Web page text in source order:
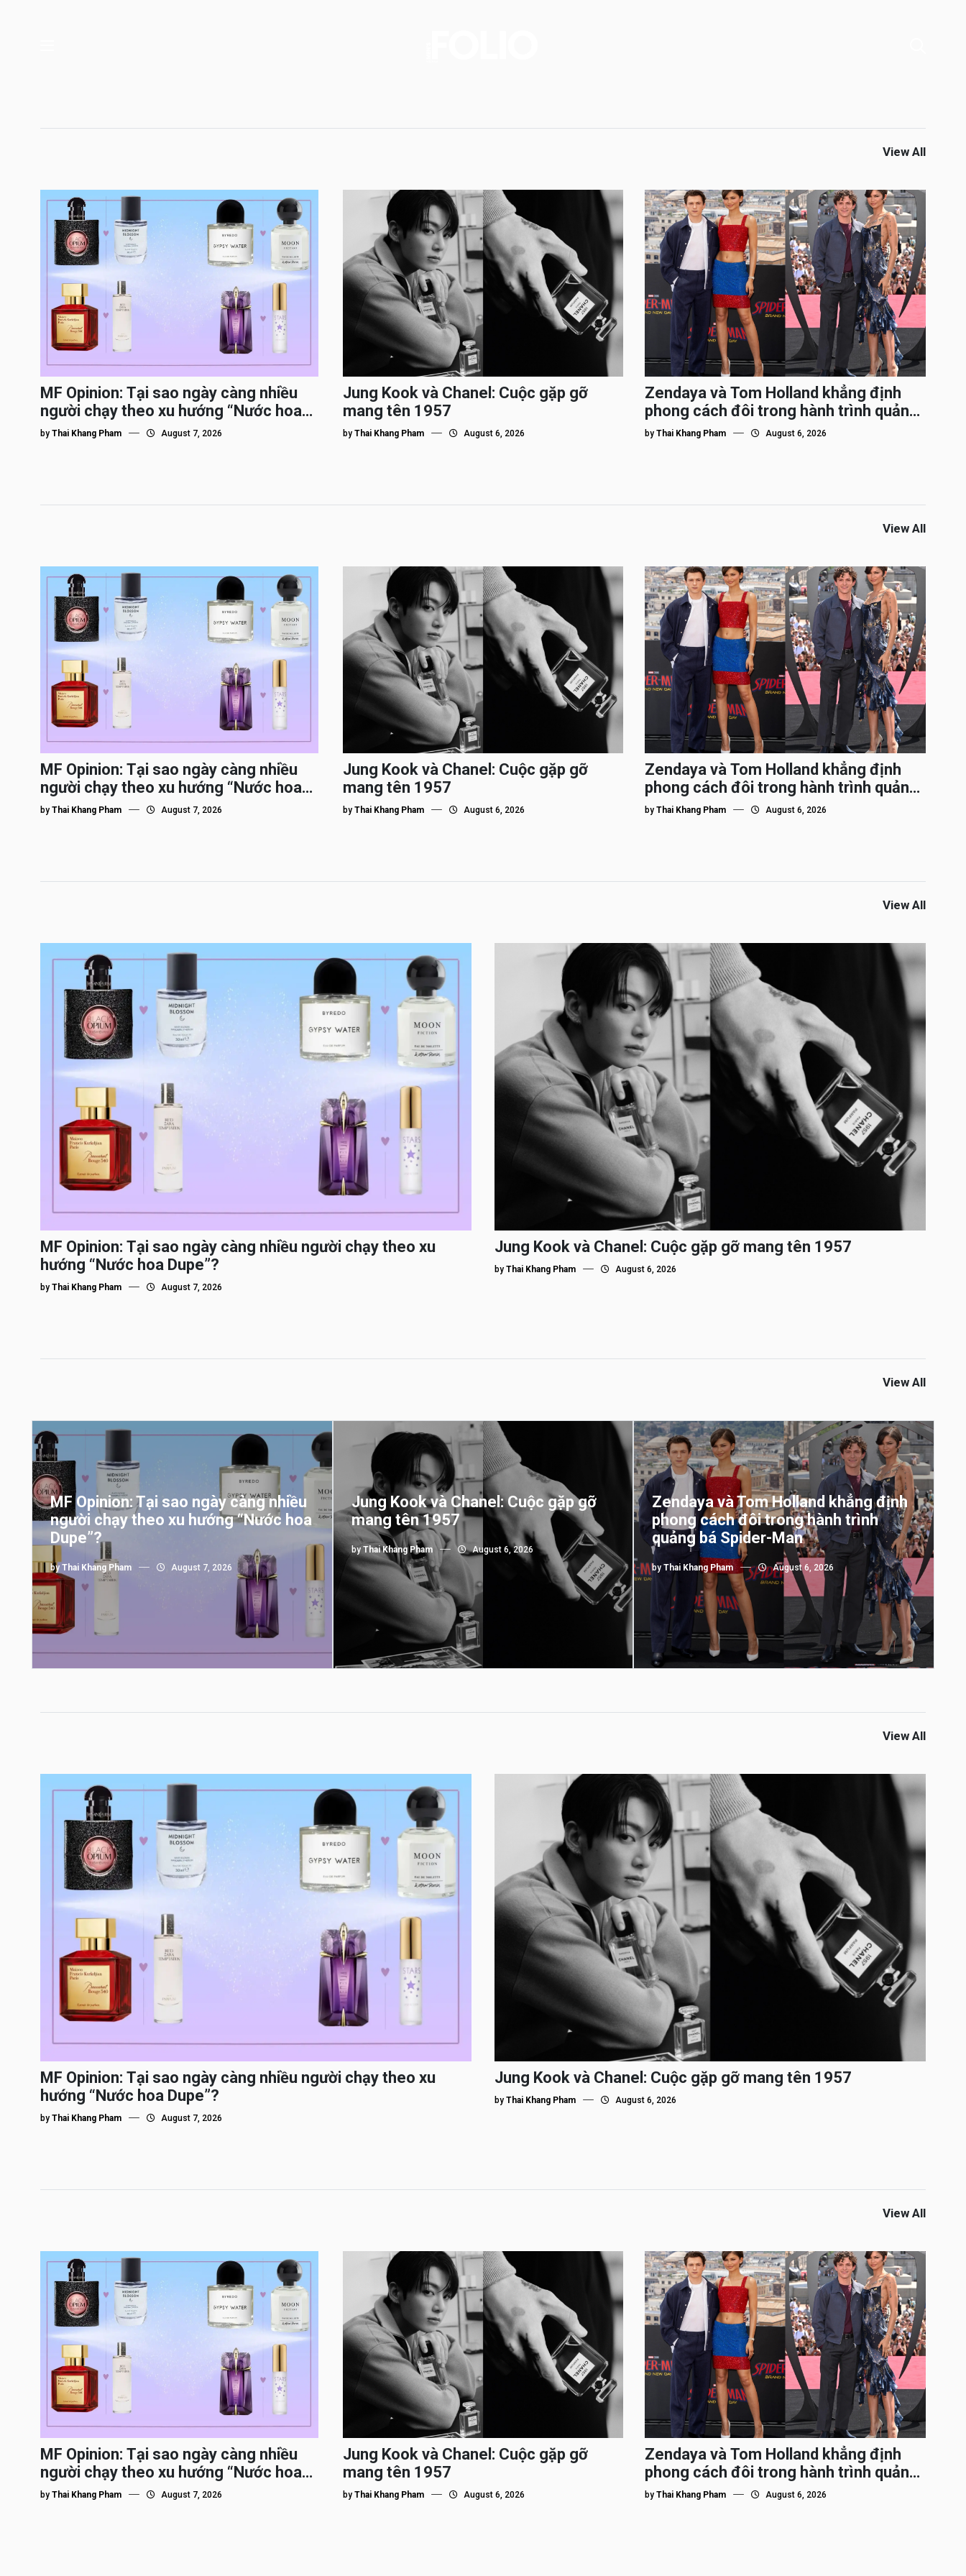
View All
MF Opinion: Tại sao ngày càng nhiều
người chạy theo xu hướng “Nước hoa
Dupe”?
by Thai Khang Pham August 7, 2026
Jung Kook và Chanel: Cuộc gặp gỡ
mang tên 1957
by Thai Khang Pham August 6, 2026
Zendaya và Tom Holland khẳng định
phong cách đôi trong hành trình quảng
bá Spider-Man
byThai Khang Pham August 6, 2026
View All
MF Opinion: Tại sao ngày càng nhiều
người chạy theo xu hướng “Nước hoa
Dupe”?
by Thai Khang Pham August 7, 2026
Jung Kook và Chanel: Cuộc gặp gỡ
mang tên 1957
by Thai Khang Pham August 6, 2026
Zendaya và Tom Holland khẳng định
phong cách đôi trong hành trình quảng
bá Spider-Man
byThai Khang Pham August 6, 2026
View All
MF Opinion: Tại sao ngày càng nhiều người chạy theo xu
hướng “Nước hoa Dupe”?
by Thai Khang Pham August 7, 2026
Jung Kook và Chanel: Cuộc gặp gỡ mang tên 1957
by Thai Khang Pham August 6, 2026
View All
MF Opinion: Tại sao ngày càng nhiều
người chạy theo xu hướng “Nước hoa
Dupe”?
by Thai Khang Pham August 7, 2026
Jung Kook và Chanel: Cuộc gặp gỡ
mang tên 1957
by Thai Khang Pham August 6, 2026
Zendaya và Tom Holland khẳng định
phong cách đôi trong hành trình
quảng bá Spider-Man
byThai Khang Pham August 6, 2026
View All
MF Opinion: Tại sao ngày càng nhiều người chạy theo xu
hướng “Nước hoa Dupe”?
by Thai Khang Pham August 7, 2026
Jung Kook và Chanel: Cuộc gặp gỡ mang tên 1957
by Thai Khang Pham August 6, 2026
View All
MF Opinion: Tại sao ngày càng nhiều
người chạy theo xu hướng “Nước hoa
Dupe”?
by Thai Khang Pham August 7, 2026
Jung Kook và Chanel: Cuộc gặp gỡ
mang tên 1957
by Thai Khang Pham August 6, 2026
Zendaya và Tom Holland khẳng định
phong cách đôi trong hành trình quảng
bá Spider-Man
byThai Khang Pham August 6, 2026